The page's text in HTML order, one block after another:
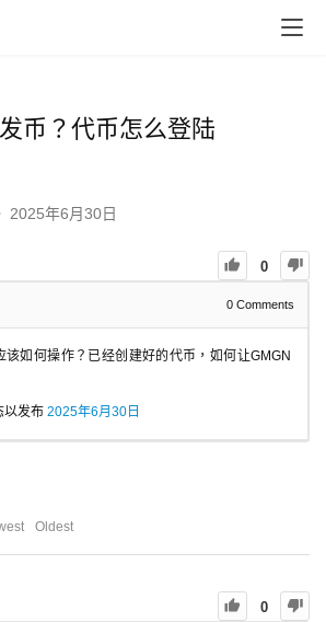
币？代币怎么登陆
2025年6月30日
0
0 Comments
该如何操作？已经创建好的代币，如何让GMGN
以发布 2025年6月30日
Oldest
0